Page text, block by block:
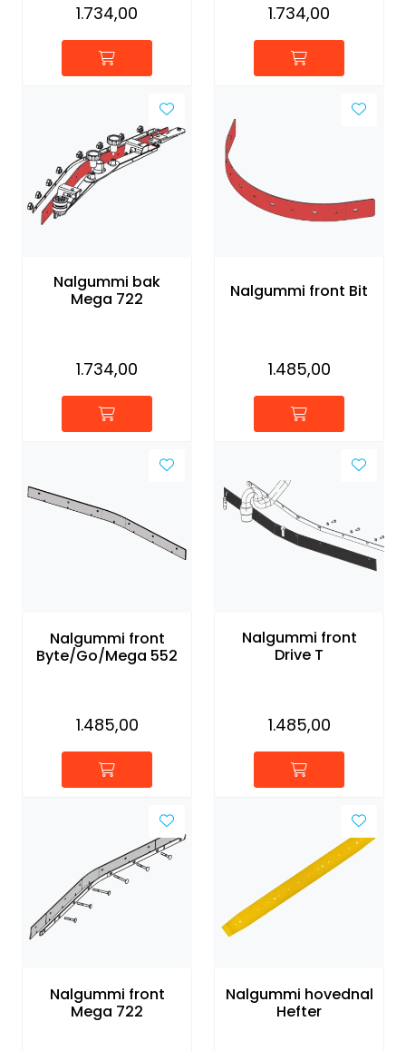
1.734,00 1.734,00
Nalgummi bak
Mega 722
1.734,00
Nalgummi front Bit
1.485,00
Nalgummi front
Byte/Go/Mega 552
1.485,00
Nalgummi front
Drive T
1.485,00
Nalgummi front
Mega 722
Nalgummi hovednal
Hefter